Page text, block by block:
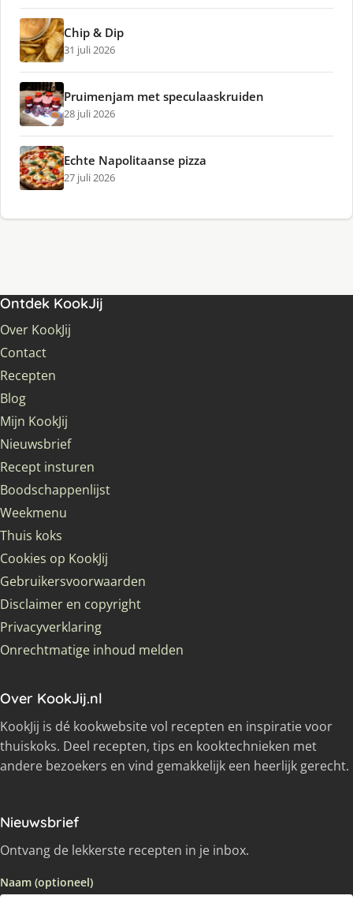
Chip & Dip
31 juli 2026
Pruimenjam met speculaaskruiden
28 juli 2026
Echte Napolitaanse pizza
27 juli 2026
Ontdek KookJij
Over KookJij
Contact
Recepten
Blog
Mijn KookJij
Nieuwsbrief
Recept insturen
Boodschappenlijst
Weekmenu
Thuis koks
Cookies op KookJij
Gebruikersvoorwaarden
Disclaimer en copyright
Privacyverklaring
Onrechtmatige inhoud melden
Over KookJij.nl
KookJij is dé kookwebsite vol recepten en inspiratie voor
thuiskoks. Deel recepten, tips en kooktechnieken met
andere bezoekers en vind gemakkelijk een heerlijk gerecht.
Nieuwsbrief
Ontvang de lekkerste recepten in je inbox.
Naam (optioneel)